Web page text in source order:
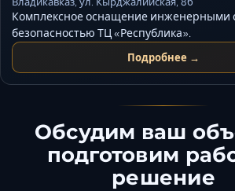
Комплексное оснащение инженерными
безопасностью ТЦ «Республика».
Подробнее →
Обсудим ваш
подготовим
решение